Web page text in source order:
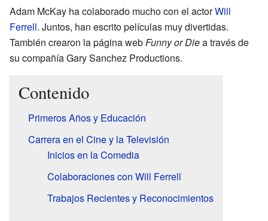
Adam McKay ha colaborado mucho con el actorWill
Ferrell. Juntos, han escrito películas muy divertidas.
También crearon la página webFunny or Diea través de
su compañía Gary Sanchez Productions.
Contenido
Primeros Años y Educación
Carrera en el Cine y la Televisión
Inicios en la Comedia
Colaboraciones con Will Ferrell
Trabajos Recientes y Reconocimientos